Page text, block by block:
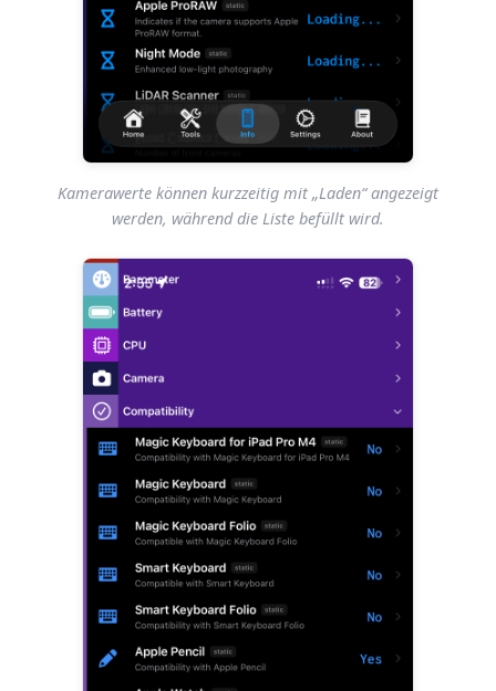
Kamerawerte können kurzzeitig mit „Laden“ angezeigt
werden, während die Liste befüllt wird.